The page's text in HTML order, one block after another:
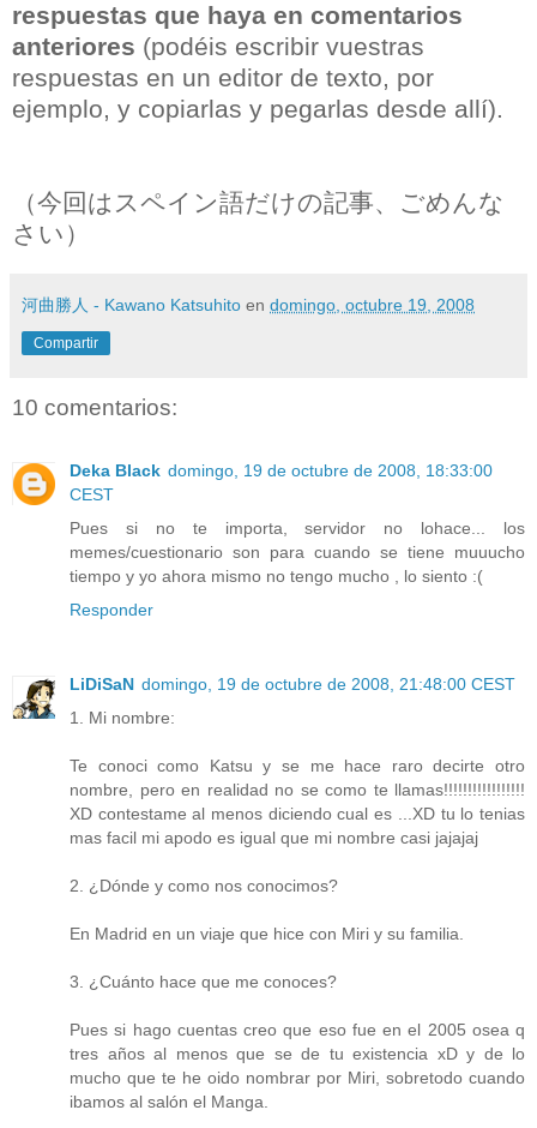
respuestas que haya en comentarios
anteriores (podéis escribir vuestras
respuestas en un editor de texto, por
ejemplo, y copiarlas y pegarlas desde allí).
（今回はスペイン語だけの記事、ごめんな
さい）
河曲勝人 - Kawano Katsuhito en domingo, octubre 19, 2008
Compartir
10 comentarios:
Deka Black domingo, 19 de octubre de 2008, 18:33:00
CEST
Pues si no te importa, servidor no lohace... los
memes/cuestionario son para cuando se tiene muuucho
tiempo y yo ahora mismo no tengo mucho , lo siento :(
Responder
LiDiSaN domingo, 19 de octubre de 2008, 21:48:00 CEST
1. Mi nombre:
Te conoci como Katsu y se me hace raro decirte otro
nombre, pero en realidad no se como te llamas!!!!!!!!!!!!!!!!!
XD contestame al menos diciendo cual es ...XD tu lo tenias
mas facil mi apodo es igual que mi nombre casi jajajaj
2. ¿Dónde y como nos conocimos?
En Madrid en un viaje que hice con Miri y su familia.
3. ¿Cuánto hace que me conoces?
Pues si hago cuentas creo que eso fue en el 2005 osea q
tres años al menos que se de tu existencia xD y de lo
mucho que te he oido nombrar por Miri, sobretodo cuando
ibamos al salón el Manga.